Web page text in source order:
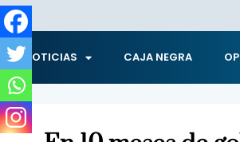
NOTICIAS CAJA NEGRA